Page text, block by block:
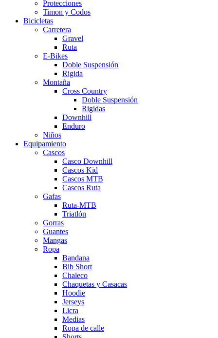
Protecciones
Timon y Codos
Bicicletas
Carretera
Gravel
Ruta
E-Bikes
Doble Suspensión
Rigida
Montaña
Cross Country
Doble Suspensión
Rigidas
Downhill
Enduro
Niños
Equipamiento
Cascos
Casco Downhill
Cascos Kid
Cascos MTB
Cascos Ruta
Gafas
Ruta-MTB
Triatlón
Gorras
Guantes
Mangas
Ropa
Bandana
Bib Short
Chaleco
Chaquetas y Casacas
Hoodie
Jerseys
Licra
Medias
Ropa de calle